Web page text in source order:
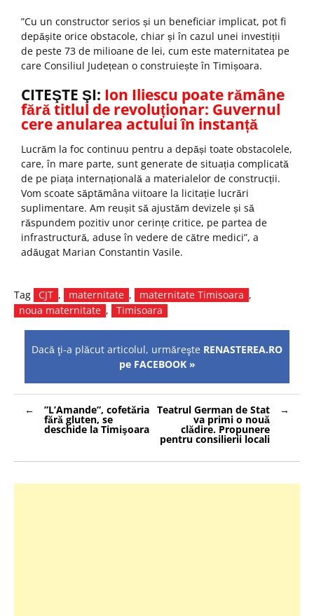
”Cu un constructor serios și un beneficiar implicat, pot fi
depășite orice obstacole, chiar și în cazul unei investiții
de peste 73 de milioane de lei, cum este maternitatea pe
care Consiliul Județean o construiește în Timișoara.
CITEŞTE ŞI: Ion Iliescu poate rămâne
fără titlul de revoluționar: Guvernul
cere anularea actului în instanță
Lucrăm la foc continuu pentru a depăși toate obstacolele,
care, în mare parte, sunt generate de situația complicată
de pe piața internațională a materialelor de construcții.
Vom scoate săptămâna viitoare la licitație lucrări
suplimentare. Am reușit să ajustăm devizele și să
răspundem pozitiv unor cerințe critice, pe partea de
infrastructură, aduse în vedere de către medici”, a
adăugat Marian Constantin Vasile.
Tag CJT , maternitate , maternitate Timisoara ,
noua maternitate , Timisoara
Dacă ţi-a plăcut articolul, urmăreşte RENASTEREA.RO
pe FACEBOOK »
Navigare
în
articole
”L’Amande”, cofetăria
fără gluten, se
deschide la Timişoara
Teatrul German de Stat
va primi o nouă
clădire. Propunere
pentru consilierii locali